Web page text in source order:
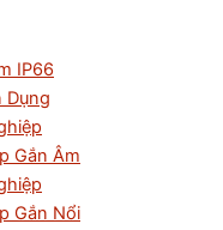
IP66
Dụng
Gắn Âm
Gắn Nổi